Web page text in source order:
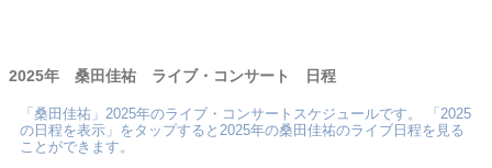
2025年 桑田佳祐 ライブ・コンサート 日程
「桑田佳祐」2025年のライブ・コンサートスケジュールです。 「2025
の日程を表示」をタップすると2025年の桑田佳祐のライブ日程を見る
ことができます。